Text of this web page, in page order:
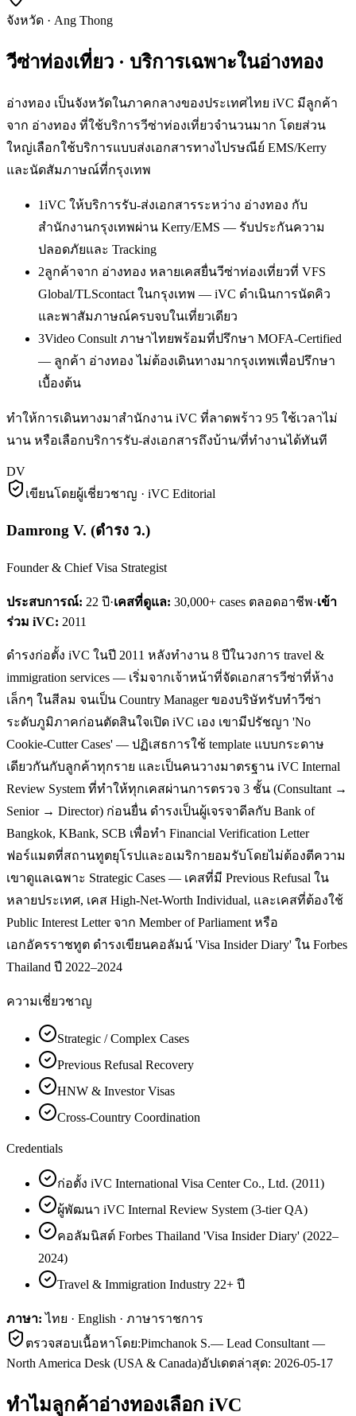
จังหวัด · Ang Thong
วีซ่าท่องเที่ยว · บริการเฉพาะในอ่างทอง
อ่างทอง เป็นจังหวัดในภาคกลางของประเทศไทย iVC มีลูกค้า
จาก อ่างทอง ที่ใช้บริการวีซ่าท่องเที่ยวจำนวนมาก โดยส่วน
ใหญ่เลือกใช้บริการแบบส่งเอกสารทางไปรษณีย์ EMS/Kerry
และนัดสัมภาษณ์ที่กรุงเทพ
1iVC ให้บริการรับ-ส่งเอกสารระหว่าง อ่างทอง กับ
สำนักงานกรุงเทพผ่าน Kerry/EMS — รับประกันความ
ปลอดภัยและ Tracking
2ลูกค้าจาก อ่างทอง หลายเคสยื่นวีซ่าท่องเที่ยวที่ VFS
Global/TLScontact ในกรุงเทพ — iVC ดำเนินการนัดคิว
และพาสัมภาษณ์ครบจบในเที่ยวเดียว
3Video Consult ภาษาไทยพร้อมที่ปรึกษา MOFA-Certified
— ลูกค้า อ่างทอง ไม่ต้องเดินทางมากรุงเทพเพื่อปรึกษา
เบื้องต้น
ทำให้การเดินทางมาสำนักงาน iVC ที่ลาดพร้าว 95 ใช้เวลาไม่
นาน หรือเลือกบริการรับ-ส่งเอกสารถึงบ้าน/ที่ทำงานได้ทันที
DV
เขียนโดยผู้เชี่ยวชาญ · iVC Editorial
Damrong V. (ดำรง ว.)
Founder & Chief Visa Strategist
ประสบการณ์: 22 ปี·เคสที่ดูแล: 30,000+ cases ตลอดอาชีพ·เข้า
ร่วม iVC: 2011
ดำรงก่อตั้ง iVC ในปี 2011 หลังทำงาน 8 ปีในวงการ travel &
immigration services — เริ่มจากเจ้าหน้าที่จัดเอกสารวีซ่าที่ห้าง
เล็กๆ ในสีลม จนเป็น Country Manager ของบริษัทรับทำวีซ่า
ระดับภูมิภาคก่อนตัดสินใจเปิด iVC เอง เขามีปรัชญา 'No
Cookie-Cutter Cases' — ปฏิเสธการใช้ template แบบกระดาษ
เดียวกันกับลูกค้าทุกราย และเป็นคนวางมาตรฐาน iVC Internal
Review System ที่ทำให้ทุกเคสผ่านการตรวจ 3 ชั้น (Consultant →
Senior → Director) ก่อนยื่น ดำรงเป็นผู้เจรจาดีลกับ Bank of
Bangkok, KBank, SCB เพื่อทำ Financial Verification Letter
ฟอร์แมตที่สถานทูตยุโรปและอเมริกายอมรับโดยไม่ต้องตีความ
เขาดูแลเฉพาะ Strategic Cases — เคสที่มี Previous Refusal ใน
หลายประเทศ, เคส High-Net-Worth Individual, และเคสที่ต้องใช้
Public Interest Letter จาก Member of Parliament หรือ
เอกอัครราชทูต ดำรงเขียนคอลัมน์ 'Visa Insider Diary' ใน Forbes
Thailand ปี 2022–2024
ความเชี่ยวชาญ
Strategic / Complex Cases
Previous Refusal Recovery
HNW & Investor Visas
Cross-Country Coordination
Credentials
ก่อตั้ง iVC International Visa Center Co., Ltd. (2011)
ผู้พัฒนา iVC Internal Review System (3-tier QA)
คอลัมนิสต์ Forbes Thailand 'Visa Insider Diary' (2022–
2024)
Travel & Immigration Industry 22+ ปี
ภาษา: ไทย · English · ภาษาราชการ
ตรวจสอบเนื้อหาโดย:Pimchanok S.— Lead Consultant —
North America Desk (USA & Canada)อัปเดตล่าสุด: 2026-05-17
ทำไมลูกค้าอ่างทองเลือก iVC